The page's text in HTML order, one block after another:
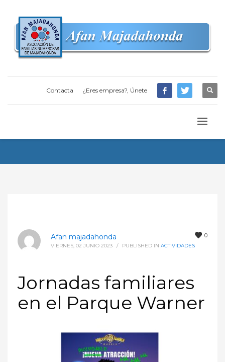
Contacta ¿Eres empresa?, Únete
0
Afan majadahonda
VIERNES, 02 JUNIO 2023 / PUBLISHED IN ACTIVIDADES
Jornadas familiares
en el Parque Warner